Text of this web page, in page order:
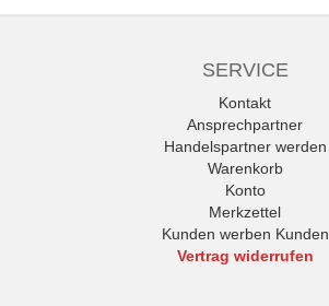
SERVICE
Kontakt
Ansprechpartner
Handelspartner werden
Warenkorb
Konto
Merkzettel
Kunden werben Kunden
Vertrag widerrufen